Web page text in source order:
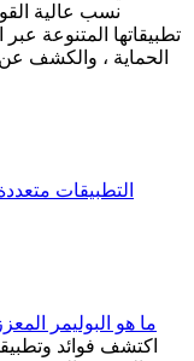
نسب عالية
تطبيقاتها المتنوعة
الحماية ، والكشف
التطبيقات
ما هو البوليمر
اكتشف فوائد